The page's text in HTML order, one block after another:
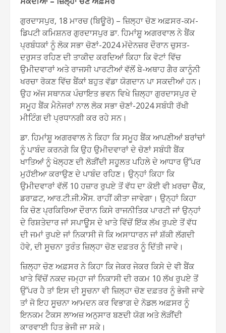
ਗੁਰਦਾਸਪੁਰ, 18 ਮਾਰਚ (ਬ‌ਿਊਰੋ) – ਜ਼ਿਲ੍ਹਾ ਚੋਣ ਅਫ਼ਸਰ-ਕਮ-
ਡਿਪਟੀ ਕਮਿਸ਼ਨਰ ਗੁਰਦਾਸਪੁਰ ਡਾ. ਹਿਮਾਂਸ਼ੂ ਅਗਰਵਾਲ ਨੇ ਬੈਂਕ
ਪ੍ਰਬੰਧਕਾਂ ਨੂੰ ਲੋਕ ਸਭਾ ਚੋਣਾਂ-2024 ਮੱਦੇਨਜ਼ਰ ਦੌਰਾਨ ਚੁਸਤ-
ਦਰੁਸਤ ਰਹਿਣ ਦੀ ਤਾਕੀਦ ਕਰਦਿਆਂ ਕਿਹਾ ਕਿ ਵੋਟਾਂ ਵਿੱਚ
ਉਮੀਦਵਾਰਾਂ ਅਤੇ ਰਾਜਸੀ ਪਾਰਟੀਆਂ ਵੱਲੋਂ ਬੇ-ਅਥਾਹ ਗੈਰ ਕਾਨੂੰਨੀ
ਖਰਚਾ ਰੋਕਣ ਵਿੱਚ ਬੈਂਕਾਂ ਬਹੁਤ ਵੱਡਾ ਯੋਗਦਾਨ ਪਾ ਸਕਦੀਆਂ ਹਨ।
ਉਹ ਅੱਜ ਸਥਾਨਕ ਪੰਚਾਇਤ ਭਵਨ ਵਿਖੇ ਜ਼ਿਲ੍ਹਾ ਗੁਰਦਾਸਪੁਰ ਦੇ
ਸਮੂਹ ਬੈਂਕ ਮੈਨੇਜਰਾਂ ਨਾਲ ਲੋਕ ਸਭਾ ਚੋਣਾਂ-2024 ਸਬੰਧੀ ਰੱਖੀ
ਮੀਟਿੰਗ ਦੀ ਪ੍ਰਧਾਨਗੀ ਕਰ ਰਹੇ ਸਨ।
ਡਾ. ਹਿਮਾਂਸ਼ੂ ਅਗਰਵਾਲ ਨੇ ਕਿਹਾ ਕਿ ਸਮੂਹ ਬੈਂਕ ਆਪਣੀਆਂ ਬਰਾਂਚਾਂ
ਨੂੰ ਪਾਬੰਦ ਕਰਨਗੇ ਕਿ ਉਹ ਉਮੀਦਵਾਰਾਂ ਦੇ ਚੋਣਾਂ ਸਬੰਧੀ ਬੈਂਕ
ਖਾਤਿਆਂ ਨੂੰ ਖੋਲ੍ਹਣ ਦੀ ਲੋੜੀਂਦੀ ਸਹੂਲਤ ਪਹਿਲੇ ਦੇ ਆਧਾਰ ਉੱਪਰ
ਮੁਹੱਈਆ ਕਰਾਉਣ ਦੇ ਪਾਬੰਦ ਰਹਿਣ। ਉਨ੍ਹਾਂ ਕਿਹਾ ਕਿ
ਉਮੀਦਵਾਰਾਂ ਵੱਲੋਂ 10 ਹਜ਼ਾਰ ਰੁਪਏ ਤੋਂ ਵੱਧ ਦਾ ਕੋਈ ਵੀ ਖ਼ਰਚਾ ਚੈੱਕ,
ਡਰਾਫ਼ਟ, ਆਰ.ਟੀ.ਜੀ.ਐੱਸ. ਰਾਹੀਂ ਕੀਤਾ ਜਾਵੇਗਾ। ਉਨ੍ਹਾਂ ਕਿਹਾ
ਕਿ ਚੋਣ ਪ੍ਰਕਿਰਿਆ ਦੌਰਾਨ ਕਿਸੇ ਰਾਜਨੀਤਿਕ ਪਾਰਟੀ ਜਾਂ ਉਨ੍ਹਾਂ
ਦੇ ਰਿਸ਼ਤੇਦਾਰ ਜਾਂ ਸਪਾਊਸ ਦੇ ਖਾਤੇ ਵਿੱਚੋਂ ਇੱਕ ਲੱਖ ਰੁਪਏ ਤੋਂ ਵੱਧ
ਦੀ ਜਮਾਂ ਰੁਪਏ ਜਾਂ ਨਿਕਾਸੀ ਜੋ ਕਿ ਅਸਾਧਾਰਨ ਜਾਂ ਸ਼ੱਕੀ ਲੱਗਦੀ
ਹੋਵੇ, ਦੀ ਸੂਚਨਾ ਤੁਰੰਤ ਜ਼ਿਲ੍ਹਾ ਚੋਣ ਦਫ਼ਤਰ ਨੂੰ ਦਿੱਤੀ ਜਾਵੇ।
ਜ਼ਿਲ੍ਹਾ ਚੋਣ ਅਫ਼ਸਰ ਨੇ ਕਿਹਾ ਕਿ ਜੇਕਰ ਜੇਕਰ ਕਿਸੇ ਦੇ ਵੀ ਬੈਂਕ
ਖਾਤੇ ਵਿੱਚੋਂ ਨਕਦ ਜਮ੍ਹਾ ਜਾਂ ਨਿਕਾਸੀ ਦੀ ਰਕਮ 10 ਲੱਖ ਰੁਪਏ ਤੋਂ
ਉੱਪਰ ਹੈ ਤਾਂ ਇਸ ਦੀ ਸੂਚਨਾ ਵੀ ਜ਼ਿਲ੍ਹਾ ਚੋਣ ਦਫ਼ਤਰ ਨੂੰ ਭੇਜੀ ਜਾਵੇ
ਤਾਂ ਜੋ ਇਹ ਸੂਚਨਾ ਆਮਦਨ ਕਰ ਵਿਭਾਗ ਦੇ ਨੋਡਲ ਅਫ਼ਸਰ ਨੂੰ
ਇਨਕਮ ਟੈਕਸ ਲਾਅਜ਼ ਅਨੁਸਾਰ ਬਣਦੀ ਯੋਗ ਅਤੇ ਲੋੜੀਂਦੀ
ਕਾਰਵਾਈ ਹਿਤ ਭੇਜੀ ਜਾ ਸਕੇ।